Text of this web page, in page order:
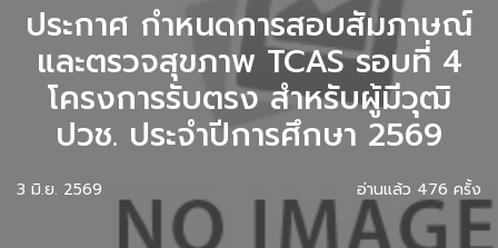
ประกาศ กำหนดการสอบสัมภาษณ์
และตรวจสุขภาพ TCAS รอบที่ 4
โครงการรับตรง สำหรับผู้มีวุฒิ
ปวช. ประจำปีการศึกษา 2569
3 มิ.ย. 2569 อ่านแล้ว 476 ครั้ง